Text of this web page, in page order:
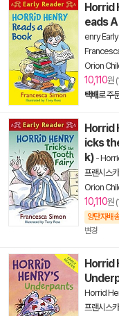
Horrid
eads
enry
Orion
10,110원
택배로 주
Horrid
icks
k) -
프랜시스
Orion
10,110원
양탄자배송
변경
Horrid
Horrid
프랜시스